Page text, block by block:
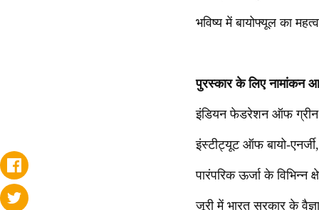
भविष्य में बायोफ्यूल का
पुरस्कार के लिए नामांकन
इंडियन फेडरेशन ऑफ ग्रीन
इंस्टीट्यूट ऑफ बायो-
पारंपरिक ऊर्जा के
जूरी में भारत सरकार के